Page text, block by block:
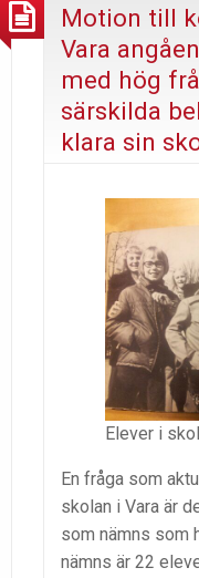
Motion till
Vara
med hög
särskilda
klara sin
Elever i
En fråga som
skolan i Vara är
som nämns som
nämns är 22